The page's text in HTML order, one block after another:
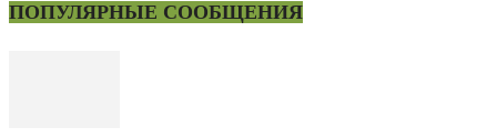
ПОПУЛЯРНЫЕ СООБЩЕНИЯ